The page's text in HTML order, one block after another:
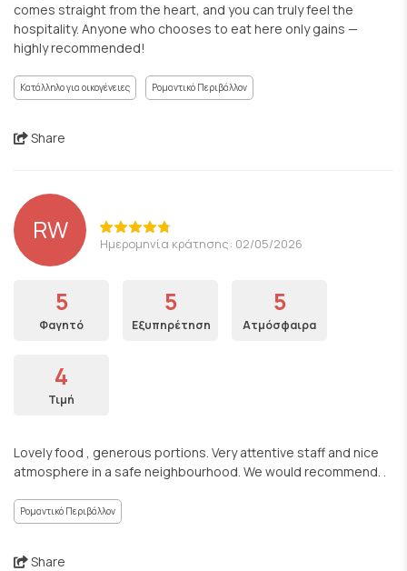
comes straight from the heart, and you can truly feel the
hospitality. Anyone who chooses to eat here only gains —
highly recommended!
Κατάλληλο για οικογένειες Ρομαντικό Περιβάλλον
Share
RW Ημερομηνία κράτησης: 02/05/2026
5
Φαγητό
5
Εξυπηρέτηση
5
Ατμόσφαιρα
4
Τιμή
Lovely food , generous portions. Very attentive staff and nice
atmosphere in a safe neighbourhood. We would recommend. .
Ρομαντικό Περιβάλλον
Share